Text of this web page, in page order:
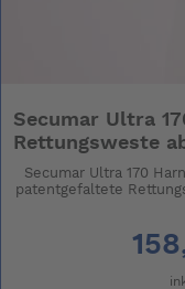
Secumar Ultra
Rettungsweste
Secumar Ultra 170
patentgefaltete